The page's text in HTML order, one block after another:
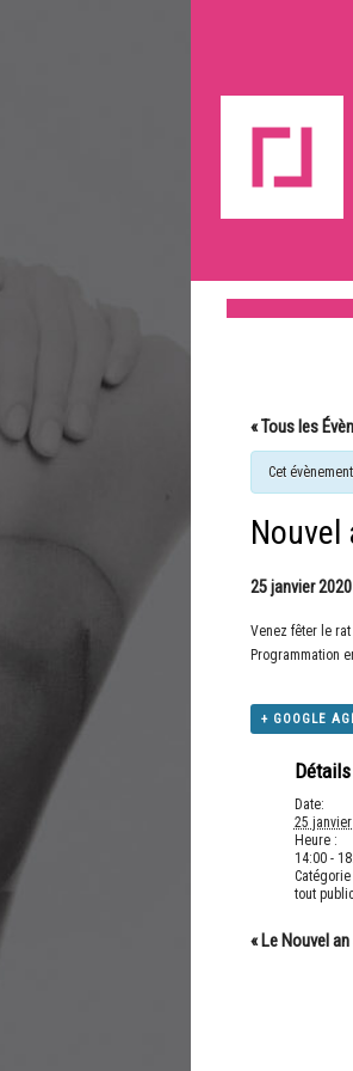
« Tous les
Cet
Nouvel
25 janvier
Venez fêter le rat
Programmation
+ GOOGLE
Détails
Date:
25
Heure :
14:00 -
Catégorie
tout
«Le Nouvel an